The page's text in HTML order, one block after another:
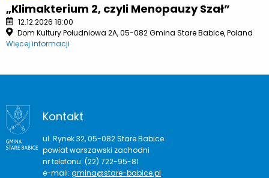
„Klimakterium 2, czyli Menopauzy Szał”
12.12.2026 18:00
Dom Kultury Południowa 2A, 05-082 Gmina Stare Babice, Poland
Więcej informacji
Kontakt
ul. Rynek 32, 05-082 Stare Babice
powiat warszawski zachodni
nr telefonu: (22) 722-95-81
e-mail: gmina@stare-babice.pl